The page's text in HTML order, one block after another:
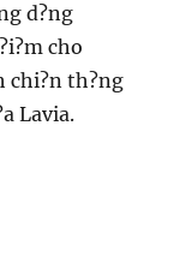
d?ng
cho
chi?n th?ng
Lavia.